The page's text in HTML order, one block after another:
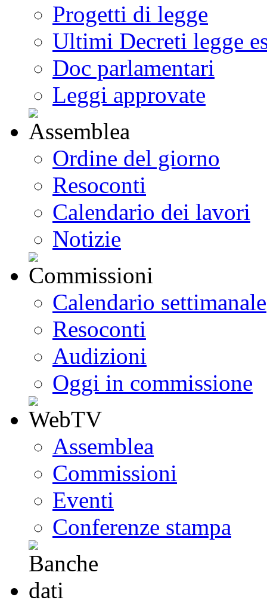
Progetti di legge
Ultimi Decreti legge
Doc parlamentari
Leggi approvate
Ordine del giorno
Resoconti
Calendario dei lavori
Notizie
Calendario settimanale
Resoconti
Audizioni
Oggi in commissione
Assemblea
Commissioni
Eventi
Conferenze stampa